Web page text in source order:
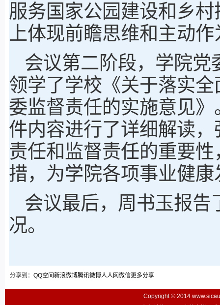
服务国家公园建设和乡
上体现前瞻思维和主动
会议第二阶段，学院
领学了学校《关于落实
委监督责任的实施意见
件内容进行了详细解读
责任和监督责任的重要
措，为学院各项事业健
会议最后，周书玉报
况。
分享到： QQ空间 新浪微博腾讯微博人人网微信更多分享
Copyright © 2014